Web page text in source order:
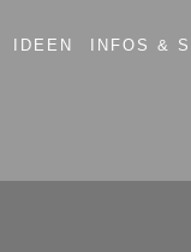
IDEEN INFOS &